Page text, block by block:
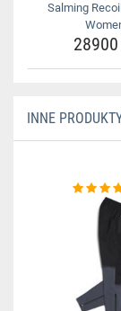
Salming
INNE